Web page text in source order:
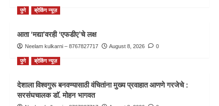
पुणे ब्रेकिंग न्यूज़
आता ‘मद्या’वरही ‘एफडीए’चे लक्ष
Neelam kulkarni – 8767827717 August 8, 2026 0
पुणे ब्रेकिंग न्यूज़
देशाला विश्वगुरू बनवण्यासाठी वंचितांना मुख्य प्रवाहात आणणे गरजेचे :
सरसंघचालक डाॅ. मोहन भागवत